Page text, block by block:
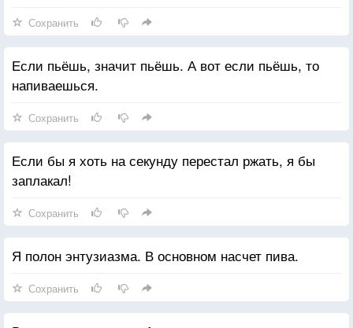
Сохранить
Если пьёшь, значит пьёшь. А вот если пьёшь, то
напиваешься.
Сохранить
Если бы я хоть на секунду перестал ржать, я бы
заплакал!
Сохранить
Я полон энтузиазма. В основном насчет пива.
Сохранить